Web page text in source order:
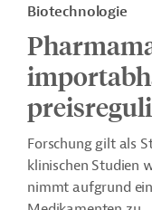
Biotechnologie
Forschung gilt als
klinischen Studien
nimmt aufgrund